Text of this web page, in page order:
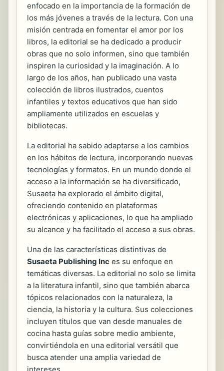
enfocado en la importancia de la formación de
los más jóvenes a través de la lectura. Con una
misión centrada en fomentar el amor por los
libros, la editorial se ha dedicado a producir
obras que no solo informen, sino que también
inspiren la curiosidad y la imaginación. A lo
largo de los años, han publicado una vasta
colección de libros ilustrados, cuentos
infantiles y textos educativos que han sido
ampliamente utilizados en escuelas y
bibliotecas.
La editorial ha sabido adaptarse a los cambios
en los hábitos de lectura, incorporando nuevas
tecnologías y formatos. En un mundo donde el
acceso a la información se ha diversificado,
Susaeta ha explorado el ámbito digital,
ofreciendo contenido en plataformas
electrónicas y aplicaciones, lo que ha ampliado
su alcance y ha facilitado el acceso a sus obras.
Una de las características distintivas de
Susaeta Publishing Inc es su enfoque en
temáticas diversas. La editorial no solo se limita
a la literatura infantil, sino que también abarca
tópicos relacionados con la naturaleza, la
ciencia, la historia y la cultura. Sus colecciones
incluyen títulos que van desde manuales de
cocina hasta guías sobre medio ambiente,
convirtiéndola en una editorial versátil que
busca atender una amplia variedad de
intereses.